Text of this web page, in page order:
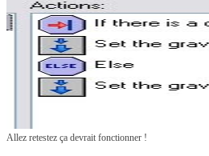
Allez retestez ça devrait fonctionner !